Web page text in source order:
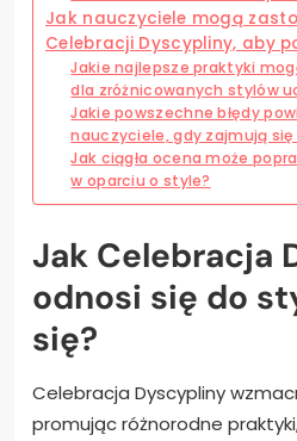
Jak nauczyciele mogą
Celebracji Dyscypliny, aby
Jakie najlepsze praktyki
dla zróżnicowanych stylów
Jakie powszechne błędy
nauczyciele, gdy zajmują
Jak ciągła ocena może
w oparciu o style?
Jak Celebracja
odnosi się do
się?
Celebracja Dyscypliny
promując różnorodne